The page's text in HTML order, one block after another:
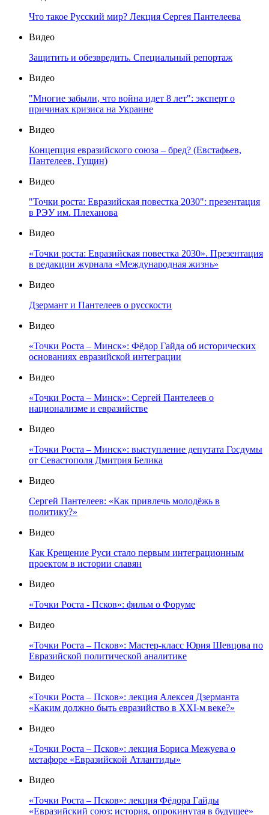
Что такое Русский мир? Лекция Сергея Пантелеева
Видео
Защитить и обезвредить. Специальный репортаж
Видео
"Многие забыли, что война идет 8 лет": эксперт о
причинах кризиса на Украине
Видео
Концепция евразийского союза – бред? (Евстафьев,
Пантелеев, Гущин)
Видео
"Точки роста: Евразийская повестка 2030": презентация
в РЭУ им. Плеханова
Видео
«Точки роста: Евразийская повестка 2030». Презентация
в редакции журнала «Международная жизнь»
Видео
Дзермант и Пантелеев о русскости
Видео
«Точки Роста – Минск»: Фёдор Гайда об исторических
основаниях евразийской интеграции
Видео
«Точки Роста – Минск»: Сергей Пантелеев о
национализме и евразийстве
Видео
«Точки Роста – Минск»: выступление депутата Госдумы
от Севастополя Дмитрия Белика
Видео
Сергей Пантелеев: «Как привлечь молодёжь в
политику?»
Видео
Как Крещение Руси стало первым интеграционным
проектом в истории славян
Видео
«Точки Роста - Псков»: фильм о Форуме
Видео
«Точки Роста – Псков»: Мастер-класс Юрия Шевцова по
Евразийской политической аналитике
Видео
«Точки Роста – Псков»: лекция Алексея Дзерманта
«Каким должно быть евразийство в XXI-м веке?»
Видео
«Точки Роста – Псков»: лекция Бориса Межуева о
метафоре «Евразийской Атлантиды»
Видео
«Точки Роста – Псков»: лекция Фёдора Гайды
«Евразийский союз: история, опрокинутая в будущее»